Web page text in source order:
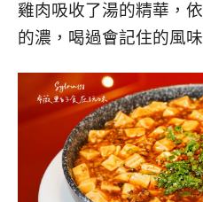
雞肉吸收了湯的精華，
的濃，喝過會記住的風味